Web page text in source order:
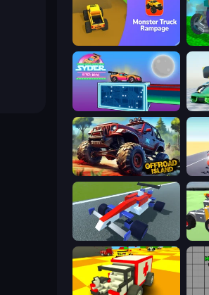
Monster Truck Rampage
Syder Hyper Drive
Offroad Island
Genius Car 2